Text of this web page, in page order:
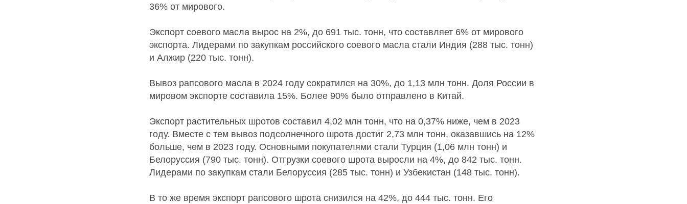
36% от мирового.
Экспорт соевого масла вырос на 2%, до 691 тыс. тонн, что составляет 6% от мирового
экспорта. Лидерами по закупкам российского соевого масла стали Индия (288 тыс. тонн)
и Алжир (220 тыс. тонн).
Вывоз рапсового масла в 2024 году сократился на 30%, до 1,13 млн тонн. Доля России в
мировом экспорте составила 15%. Более 90% было отправлено в Китай.
Экспорт растительных шротов составил 4,02 млн тонн, что на 0,37% ниже, чем в 2023
году. Вместе с тем вывоз подсолнечного шрота достиг 2,73 млн тонн, оказавшись на 12%
больше, чем в 2023 году. Основными покупателями стали Турция (1,06 млн тонн) и
Белоруссия (790 тыс. тонн). Отгрузки соевого шрота выросли на 4%, до 842 тыс. тонн.
Лидерами по закупкам стали Белоруссия (285 тыс. тонн) и Узбекистан (148 тыс. тонн).
В то же время экспорт рапсового шрота снизился на 42%, до 444 тыс. тонн. Его